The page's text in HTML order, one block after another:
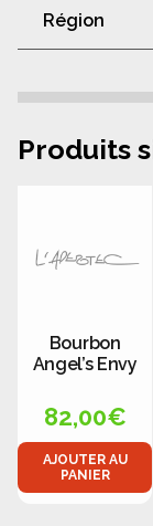
Région
Produits
Bourbon
Angel’s Envy
82,00€
AJOUTER AU
PANIER